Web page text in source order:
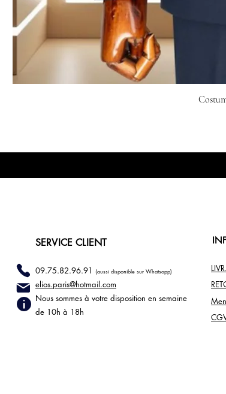
SERVICE CLIENT
09.75.82.96.91 (aussi disponible sur Whatsapp)
elios.paris@hotmail.com
Nous sommes à votre disposition en semaine
de 10h à 18h